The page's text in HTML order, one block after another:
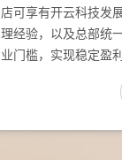
店可享有开云科技发
理经验，以及总部统
业门槛，实现稳定盈利